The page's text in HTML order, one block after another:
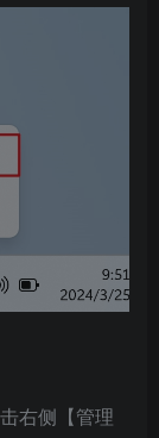
右侧【管理